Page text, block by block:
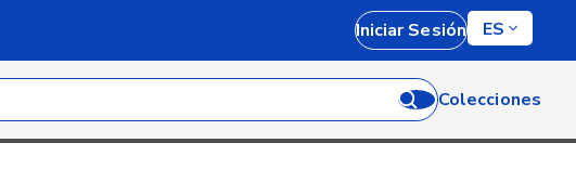
Iniciar Sesión ES
Colecciones